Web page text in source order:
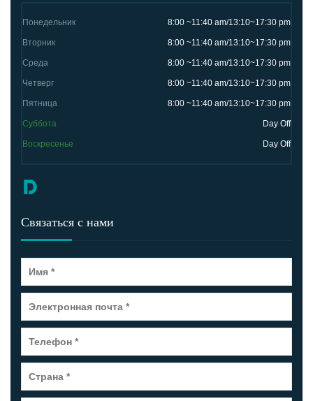
Понедельник 8:00 ~11:40 am/13:10~17:30 pm
Вторник 8:00 ~11:40 am/13:10~17:30 pm
Среда 8:00 ~11:40 am/13:10~17:30 pm
Четверг 8:00 ~11:40 am/13:10~17:30 pm
Пятница 8:00 ~11:40 am/13:10~17:30 pm
Суббота Day Off
Воскресенье Day Off
Связаться с нами